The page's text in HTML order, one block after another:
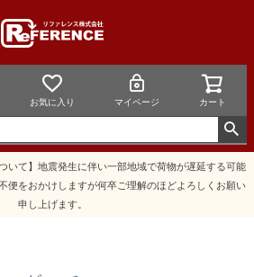
お気に入り マイページ カート
いて】地震発生に伴い一部地域で荷物が遅延する可能
便をおかけしますが何卒ご理解のほどよろしくお願い
申し上げます。